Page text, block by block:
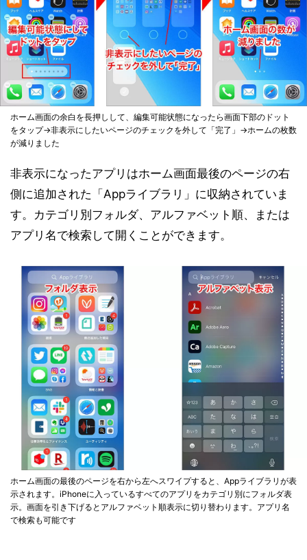
ホーム画面の余白を長押しして、編集可能状態になったら画面下部のドット
をタップ→非表示にしたいページのチェックを外して「完了」→ホームの枚数
が減りました
非表示になったアプリはホーム画面最後のページの右
側に追加された「Appライブラリ」に収納されていま
す。カテゴリ別フォルダ、アルファベット順、または
アプリ名で検索して開くことができます。
ホーム画面の最後のページを右から左へスワイプすると、Appライブラリが表
示されます。iPhoneに入っているすべてのアプリをカテゴリ別にフォルダ表
示。画面を引き下げるとアルファベット順表示に切り替わります。アプリ名
で検索も可能です